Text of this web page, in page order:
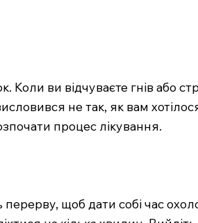
ви відчуваєте гнів або
не так, як вам
процес лікування.
щоб дати собі час